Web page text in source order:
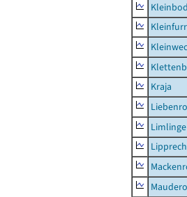
Kraja